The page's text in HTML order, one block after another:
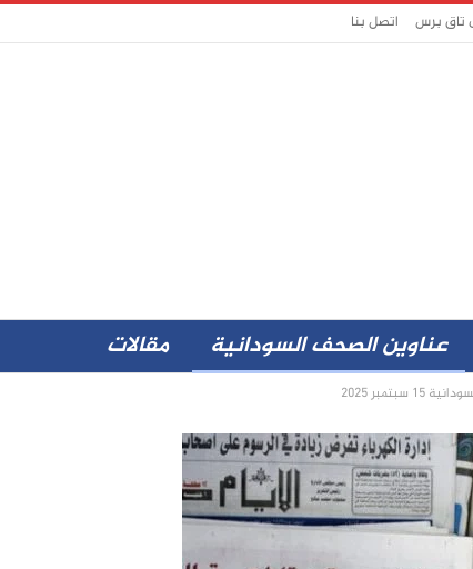
تاق برس اتصل بنا
عناوين الصحف السودانية مقالات
2025